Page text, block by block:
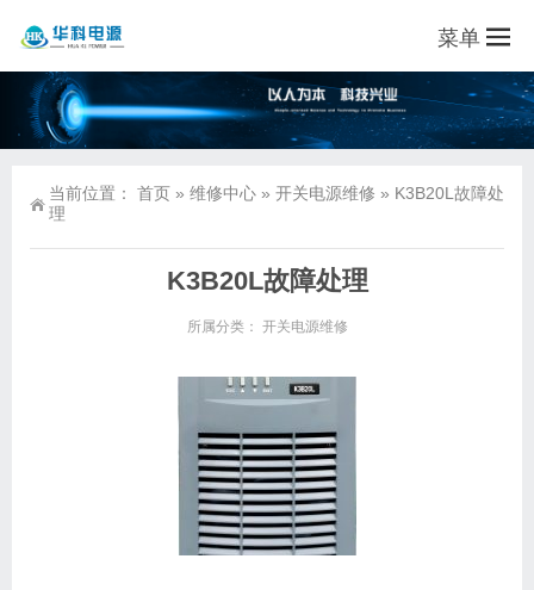
菜单
当前位置： 首页 » 维修中心 » 开关电源维修 » K3B20L故障处
理
K3B20L故障处理
所属分类： 开关电源维修